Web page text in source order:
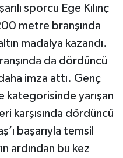
sporcu Ege Kılınç
metre branşında
madalya kazandı.
da dördüncü
imza attı. Genç
kategorisinde yarışan
karşısında dördüncü
başarıyla temsil
ardından bu kez